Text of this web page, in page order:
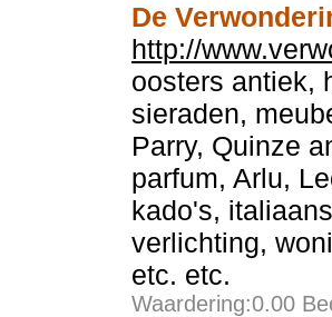
De
http://
oosters antiek,
sieraden,
Parry, Quinze
parfum, Arlu,
kado's,
verlichting,
etc. etc.
Waardering:0.00